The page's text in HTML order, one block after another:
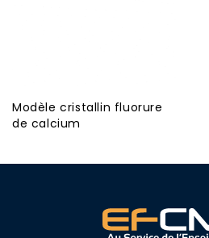
Modèle cristallin fluorure
de calcium